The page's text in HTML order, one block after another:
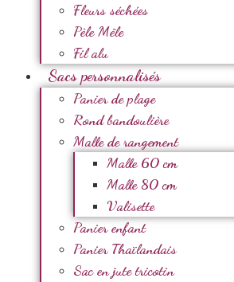
Fleurs séchées
Pèle Mêle
Fil alu
Sacs personnalisés
Panier de plage
Rond bandoulière
Malle de rangement
Malle 60 cm
Malle 80 cm
Valisette
Panier enfant
Panier Thaïlandais
Sac en jute tricotin